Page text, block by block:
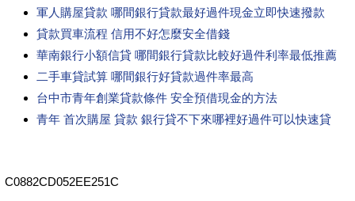
軍人購屋貸款 哪間銀行貸款最好過件現金立即快速撥款
貸款買車流程 信用不好怎麼安全借錢
華南銀行小額信貸 哪間銀行貸款比較好過件利率最低推薦
二手車貸試算 哪間銀行好貸款過件率最高
台中市青年創業貸款條件 安全預借現金的方法
青年 首次購屋 貸款 銀行貸不下來哪裡好過件可以快速貸
C0882CD052EE251C